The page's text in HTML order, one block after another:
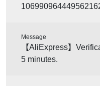
Message
【AliExpress】
5 minutes.